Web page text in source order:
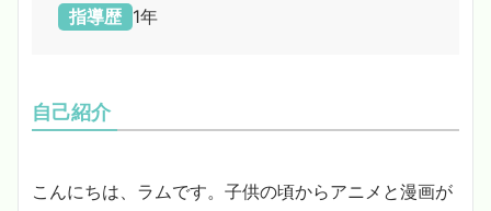
指導歴 1年
自己紹介
こんにちは、ラムです。子供の頃からアニメと漫画が